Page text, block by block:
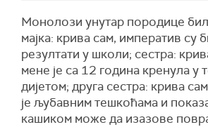
Монолози унутар породице
мајка: крива сам, императив су
резултати у школи; сестра:
мене је са 12 година кренула у
дијетом; друга сестра: крива
је љубавним тешкоћама и
кашиком може да изазове